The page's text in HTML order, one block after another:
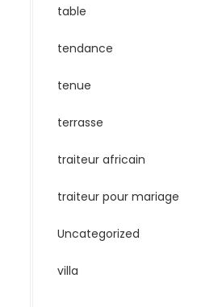
table
tendance
tenue
terrasse
traiteur africain
traiteur pour mariage
Uncategorized
villa